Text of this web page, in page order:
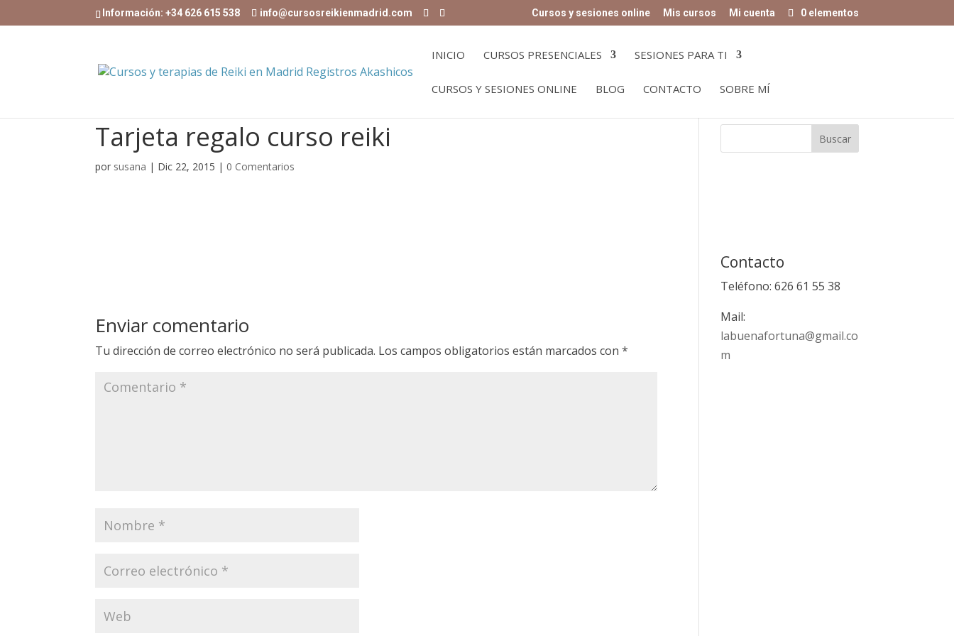
Información: +34 626 615 538 info@cursosreikienmadrid.com Cursos y sesiones online Mis cursos Mi cuenta 0 elementos
INICIO CURSOS PRESENCIALES SESIONES PARA TI
CURSOS Y SESIONES ONLINE BLOG CONTACTO SOBRE MÍ
Tarjeta regalo curso reiki
por susana | Dic 22, 2015 | 0 Comentarios
Enviar comentario
Tu dirección de correo electrónico no será publicada. Los campos obligatorios están marcados con*
Contacto
Teléfono: 626 61 55 38
Mail:
labuenafortuna@gmail.co
m